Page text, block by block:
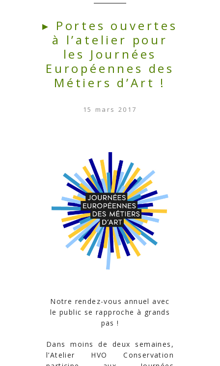
▸ Portes ouvertes
à l’atelier pour
les Journées
Européennes des
Métiers d’Art !
15 mars 2017
Notre rendez-vous annuel avec
le public se rapproche à grands
pas !
Dans moins de deux semaines,
l’Atelier HVO Conservation